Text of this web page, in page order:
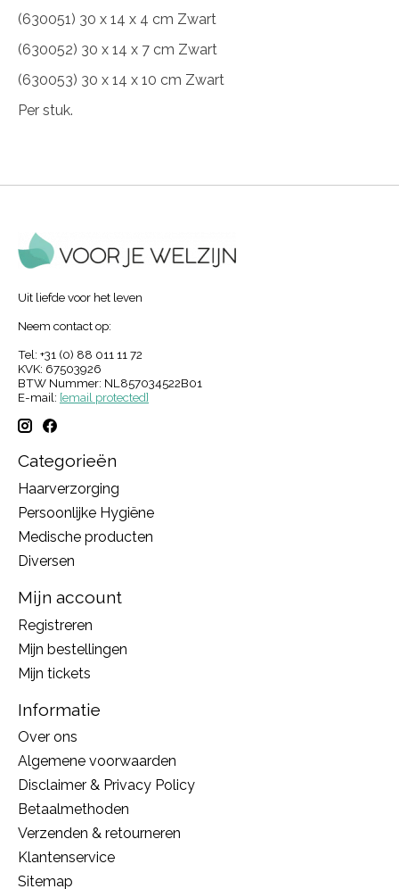
(630051) 30 x 14 x 4 cm Zwart
(630052) 30 x 14 x 7 cm Zwart
(630053) 30 x 14 x 10 cm Zwart
Per stuk.
Uit liefde voor het leven
Neem contact op:
Tel: +31 (0) 88 011 11 72
KVK: 67503926
BTW Nummer: NL857034522B01
E-mail: [email protected]
Categorieën
Haarverzorging
Persoonlijke Hygiëne
Medische producten
Diversen
Mijn account
Registreren
Mijn bestellingen
Mijn tickets
Informatie
Over ons
Algemene voorwaarden
Disclaimer & Privacy Policy
Betaalmethoden
Verzenden & retourneren
Klantenservice
Sitemap